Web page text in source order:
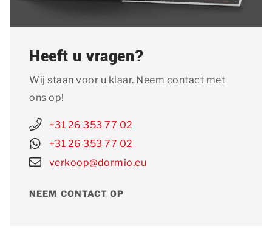
Heeft u vragen?
Wij staan voor u klaar. Neem contact met
ons op!
+31 26 353 77 02
+31 26 353 77 02
verkoop@dormio.eu
NEEM CONTACT OP